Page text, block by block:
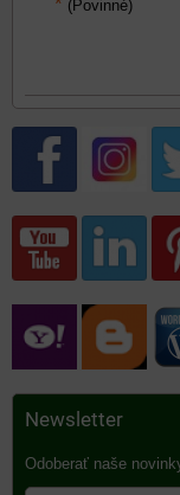
(Povinné)
Newsletter
Odoberať naše